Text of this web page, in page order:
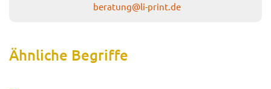
beratung@li-print.de
Ähnliche Begriffe